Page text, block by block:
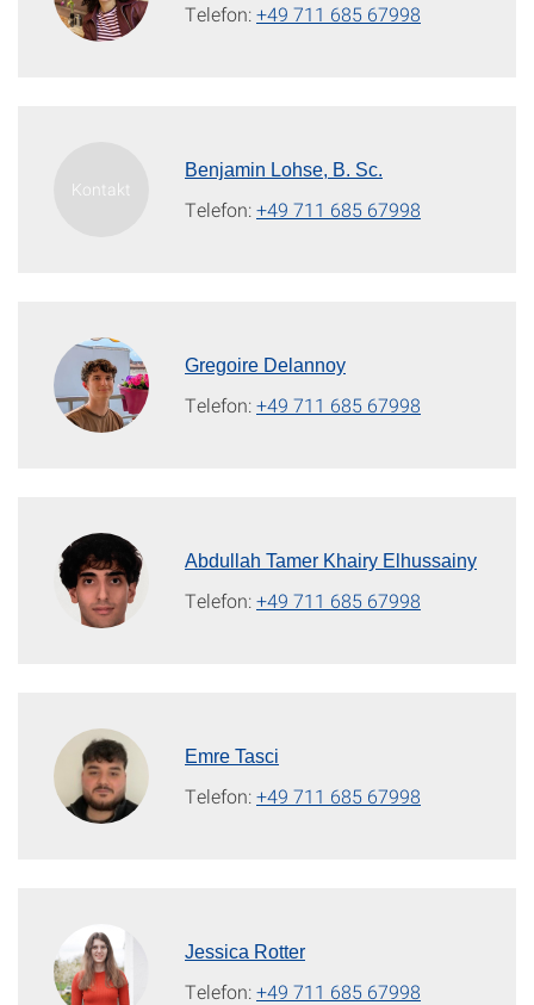
Telefon:+49 711 685 67998
Benjamin Lohse, B. Sc.
Telefon:+49 711 685 67998
Gregoire Delannoy
Telefon:+49 711 685 67998
Abdullah Tamer Khairy Elhussainy
Telefon:+49 711 685 67998
Emre Tasci
Telefon:+49 711 685 67998
Jessica Rotter
Telefon:+49 711 685 67998